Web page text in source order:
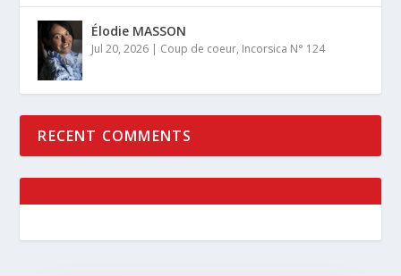
Élodie MASSON
Jul 20, 2026 | Coup de coeur, Incorsica N° 124
RECENT COMMENTS